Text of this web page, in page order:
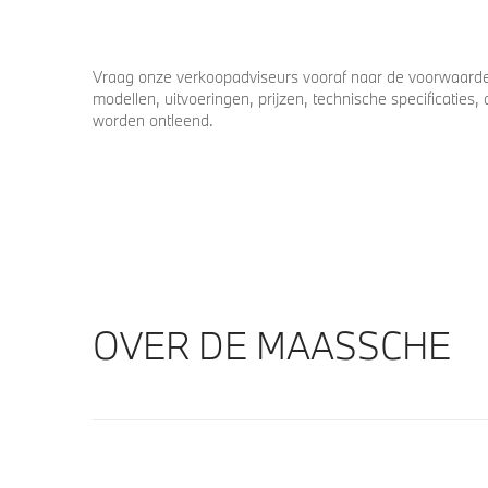
Vraag onze verkoopadviseurs vooraf naar de
modellen, uitvoeringen, prijzen, technische
worden ontleend.
OVER DE MAASSCHE